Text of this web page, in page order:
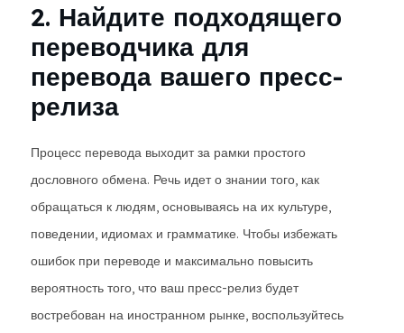
2. Найдите подходящего
переводчика для
перевода вашего пресс-
релиза
Процесс перевода выходит за рамки простого
дословного обмена. Речь идет о знании того, как
обращаться к людям, основываясь на их культуре,
поведении, идиомах и грамматике. Чтобы избежать
ошибок при переводе и максимально повысить
вероятность того, что ваш пресс-релиз будет
востребован на иностранном рынке, воспользуйтесь